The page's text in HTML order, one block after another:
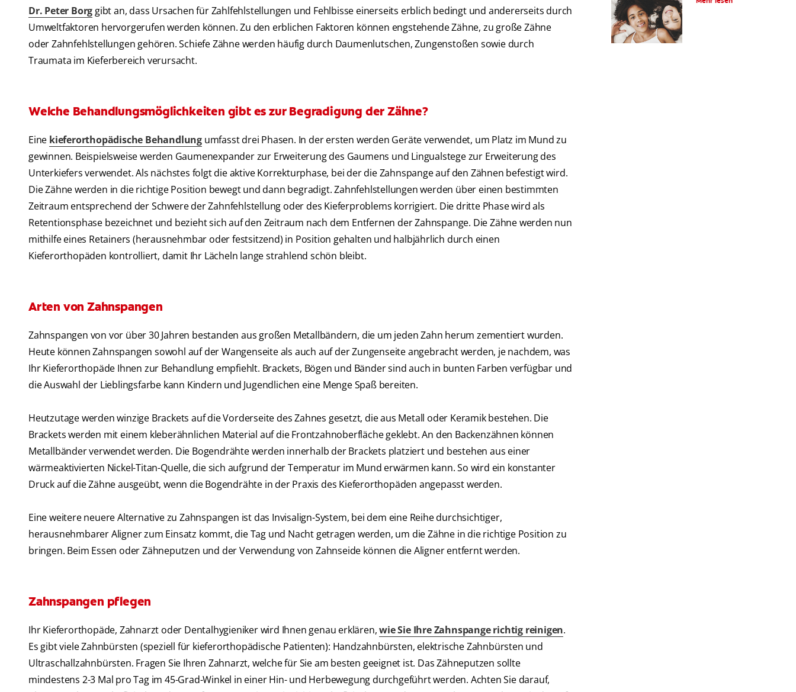
Dr. Peter Borg gibt an, dass Ursachen für Zahlfehlstellungen und Fehlbisse einerseits erblich bedingt und andererseits durch
Umweltfaktoren hervorgerufen werden können. Zu den erblichen Faktoren können engstehende Zähne, zu große Zähne
oder Zahnfehlstellungen gehören. Schiefe Zähne werden häufig durch Daumenlutschen, Zungenstoßen sowie durch
Traumata im Kieferbereich verursacht.
Welche Behandlungsmöglichkeiten gibt es zur Begradigung der Zähne?
Eine kieferorthopädische Behandlung umfasst drei Phasen. In der ersten werden Geräte verwendet, um Platz im Mund zu
gewinnen. Beispielsweise werden Gaumenexpander zur Erweiterung des Gaumens und Lingualstege zur Erweiterung des
Unterkiefers verwendet. Als nächstes folgt die aktive Korrekturphase, bei der die Zahnspange auf den Zähnen befestigt wird.
Die Zähne werden in die richtige Position bewegt und dann begradigt. Zahnfehlstellungen werden über einen bestimmten
Zeitraum entsprechend der Schwere der Zahnfehlstellung oder des Kieferproblems korrigiert. Die dritte Phase wird als
Retentionsphase bezeichnet und bezieht sich auf den Zeitraum nach dem Entfernen der Zahnspange. Die Zähne werden nun
mithilfe eines Retainers (herausnehmbar oder festsitzend) in Position gehalten und halbjährlich durch einen
Kieferorthopäden kontrolliert, damit Ihr Lächeln lange strahlend schön bleibt.
Arten von Zahnspangen
Zahnspangen von vor über 30 Jahren bestanden aus großen Metallbändern, die um jeden Zahn herum zementiert wurden.
Heute können Zahnspangen sowohl auf der Wangenseite als auch auf der Zungenseite angebracht werden, je nachdem, was
Ihr Kieferorthopäde Ihnen zur Behandlung empfiehlt. Brackets, Bögen und Bänder sind auch in bunten Farben verfügbar und
die Auswahl der Lieblingsfarbe kann Kindern und Jugendlichen eine Menge Spaß bereiten.
Heutzutage werden winzige Brackets auf die Vorderseite des Zahnes gesetzt, die aus Metall oder Keramik bestehen. Die
Brackets werden mit einem kleberähnlichen Material auf die Frontzahnoberfläche geklebt. An den Backenzähnen können
Metallbänder verwendet werden. Die Bogendrähte werden innerhalb der Brackets platziert und bestehen aus einer
wärmeaktivierten Nickel-Titan-Quelle, die sich aufgrund der Temperatur im Mund erwärmen kann. So wird ein konstanter
Druck auf die Zähne ausgeübt, wenn die Bogendrähte in der Praxis des Kieferorthopäden angepasst werden.
Eine weitere neuere Alternative zu Zahnspangen ist das Invisalign-System, bei dem eine Reihe durchsichtiger,
herausnehmbarer Aligner zum Einsatz kommt, die Tag und Nacht getragen werden, um die Zähne in die richtige Position zu
bringen. Beim Essen oder Zähneputzen und der Verwendung von Zahnseide können die Aligner entfernt werden.
Zahnspangen pflegen
Ihr Kieferorthopäde, Zahnarzt oder Dentalhygieniker wird Ihnen genau erklären,wie Sie Ihre Zahnspange richtig reinigen.
Es gibt viele Zahnbürsten (speziell für kieferorthopädische Patienten): Handzahnbürsten, elektrische Zahnbürsten und
Ultraschallzahnbürsten. Fragen Sie Ihren Zahnarzt, welche für Sie am besten geeignet ist. Das Zähneputzen sollte
mindestens 2-3 Mal pro Tag im 45-Grad-Winkel in einer Hin- und Herbewegung durchgeführt werden. Achten Sie darauf,